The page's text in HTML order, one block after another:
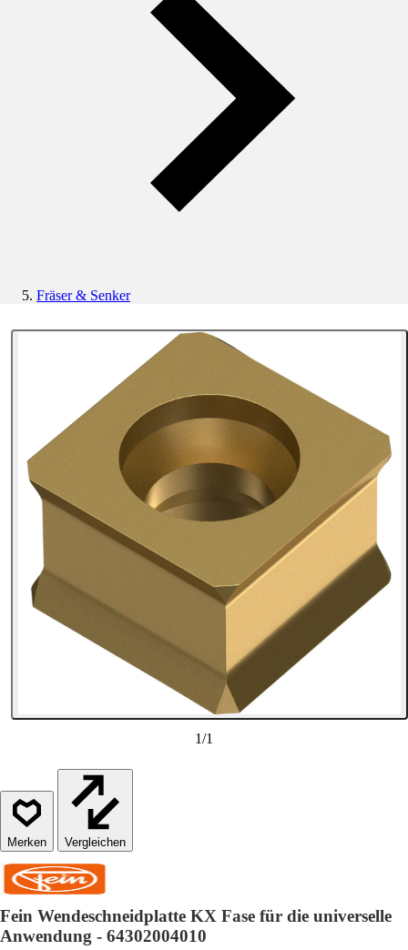
Fräser & Senker
1/1
Vergleichen
Fein Wendeschneidplatte KX Fase für die universelle
Anwendung - 64302004010